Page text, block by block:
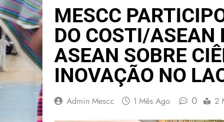
MESCC
DO COSTI/ASEAN
ASEAN SOBRE
INOVAÇÃO NO
Admin Mescc 1 Mês Ago 0 2